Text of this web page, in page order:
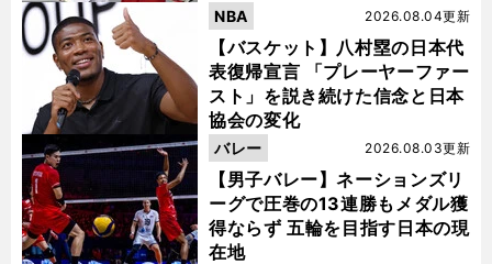
【バスケット】八村塁の日本代
表復帰宣言 「プレーヤーファー
スト」を説き続けた信念と日本
協会の変化
2026.08.04更新
NBA
【男子バレー】ネーションズリ
ーグで圧巻の13連勝もメダル獲
得ならず 五輪を目指す日本の現
在地
2026.08.03更新
バレー